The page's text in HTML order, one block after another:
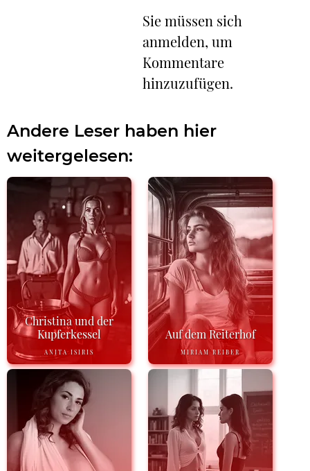
Sie müssen sich
anmelden, um
Kommentare
hinzuzufügen.
Andere Leser haben hier
weitergelesen:
Christina und der
Kupferkessel
ANITA ISIRIS
Auf dem Reiterhof
MIRIAM REIBER